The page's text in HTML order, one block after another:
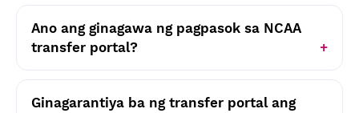
Ano ang ginagawa ng pagpasok sa NCAA
transfer portal?
Ginagarantiya ba ng transfer portal ang